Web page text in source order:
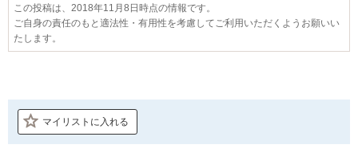
この投稿は、2018年11月8日時点の情報です。
ご自身の責任のもと適法性・有用性を考慮してご利用いただくようお願いい
たします。
マイリストに入れる